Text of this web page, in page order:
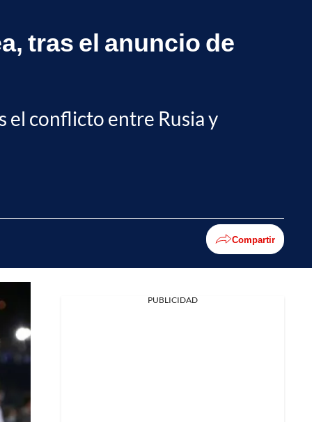
tras el anuncio de
el conflicto entre Rusia y
Compartir
PUBLICIDAD